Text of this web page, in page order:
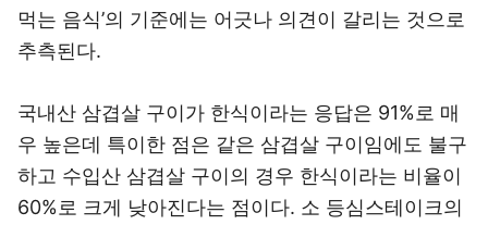
먹는 음식’의 기준에는 어긋나 의견이 갈리는 것으로
추측된다.
국내산 삼겹살 구이가 한식이라는 응답은 91%로 매
우 높은데 특이한 점은 같은 삼겹살 구이임에도 불구
하고 수입산 삼겹살 구이의 경우 한식이라는 비율이
60%로 크게 낮아진다는 점이다. 소 등심스테이크의